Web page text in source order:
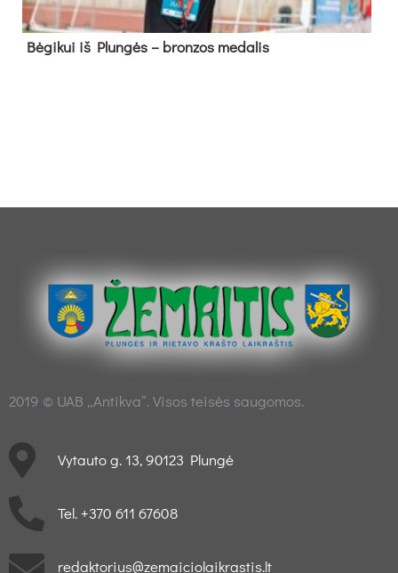
Bė­gi­kui iš Plun­gės – bron­zos me­da­lis
2019 © UAB „Antikva“. Visos teisės saugomos.
Vytauto g. 13, 90123 Plungė
Tel. +370 611 67608
redaktorius@zemaiciolaikrastis.lt